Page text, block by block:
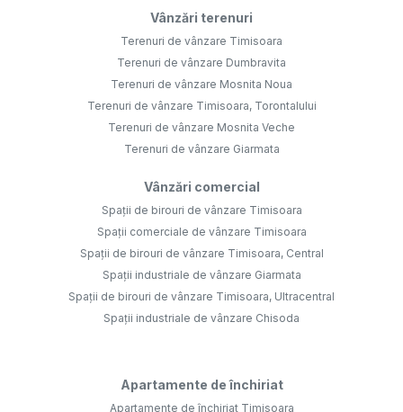
Vânzări terenuri
Terenuri de vânzare Timisoara
Terenuri de vânzare Dumbravita
Terenuri de vânzare Mosnita Noua
Terenuri de vânzare Timisoara, Torontalului
Terenuri de vânzare Mosnita Veche
Terenuri de vânzare Giarmata
Vânzări comercial
Spații de birouri de vânzare Timisoara
Spații comerciale de vânzare Timisoara
Spații de birouri de vânzare Timisoara, Central
Spații industriale de vânzare Giarmata
Spații de birouri de vânzare Timisoara, Ultracentral
Spații industriale de vânzare Chisoda
Apartamente de închiriat
Apartamente de închiriat Timisoara